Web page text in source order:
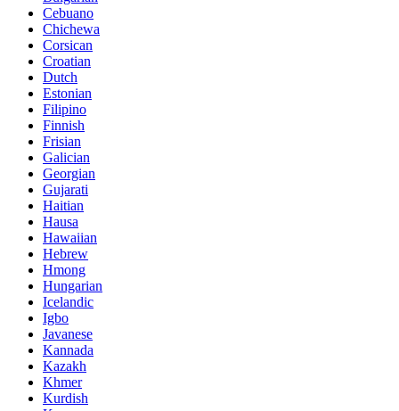
Cebuano
Chichewa
Corsican
Croatian
Dutch
Estonian
Filipino
Finnish
Frisian
Galician
Georgian
Gujarati
Haitian
Hausa
Hawaiian
Hebrew
Hmong
Hungarian
Icelandic
Igbo
Javanese
Kannada
Kazakh
Khmer
Kurdish